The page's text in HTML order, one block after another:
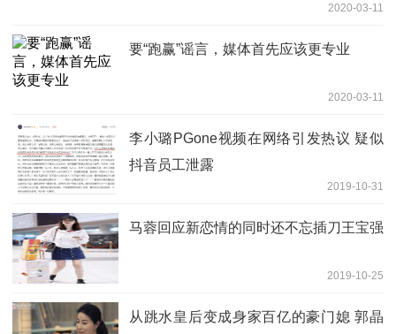
2020-03-11
要“跑赢”谣言，媒体首先应该更专业
2020-03-11
李小璐PGone视频在网络引发热议 疑似
抖音员工泄露
2019-10-31
马蓉回应新恋情的同时还不忘插刀王宝强
2019-10-25
从跳水皇后变成身家百亿的豪门媳 郭晶